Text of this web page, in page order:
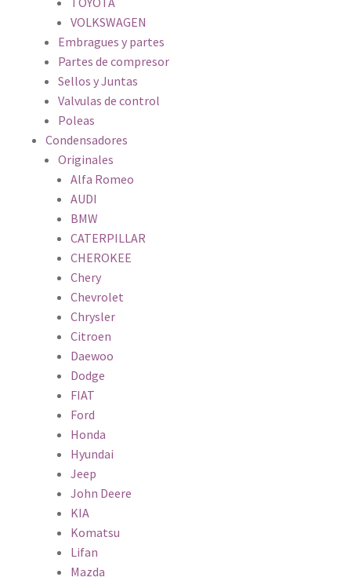
VOLKSWAGEN
Embragues y partes
Partes de compresor
Sellos y Juntas
Valvulas de control
Poleas
Condensadores
Originales
Alfa Romeo
AUDI
BMW
CATERPILLAR
CHEROKEE
Chery
Chevrolet
Chrysler
Citroen
Daewoo
Dodge
FIAT
Ford
Honda
Hyundai
Jeep
John Deere
KIA
Komatsu
Lifan
Mazda